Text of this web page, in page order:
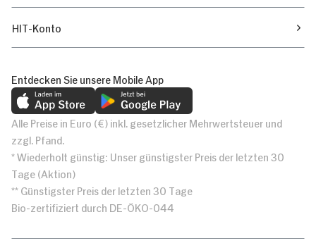
HIT-Konto
Entdecken Sie unsere Mobile App
Alle Preise in Euro (€) inkl. gesetzlicher Mehrwertsteuer und
zzgl. Pfand.
* Wiederholt günstig: Unser günstigster Preis der letzten 30
Tage (Aktion)
** Günstigster Preis der letzten 30 Tage
Bio-zertifiziert durch DE-ÖKO-044